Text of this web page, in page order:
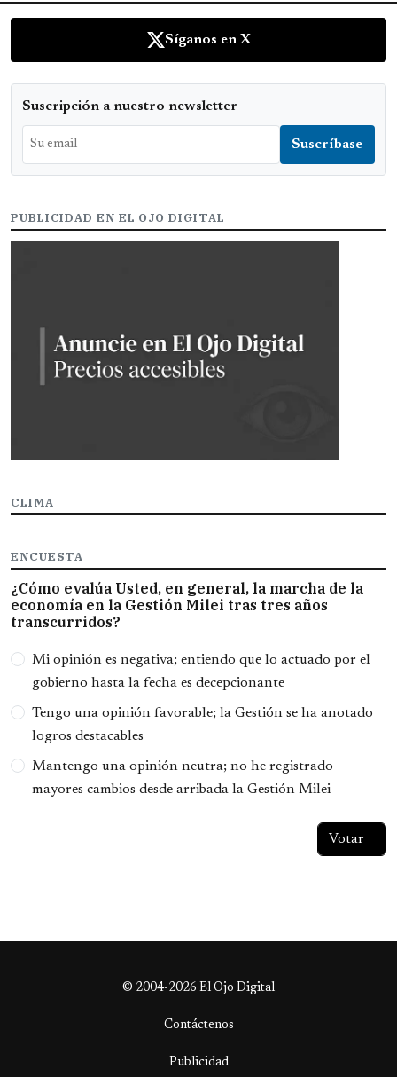
Síganos en X
Suscripción a nuestro newsletter
PUBLICIDAD EN EL OJO DIGITAL
CLIMA
ENCUESTA
¿Cómo evalúa Usted, en general, la marcha de la
economía en la Gestión Milei tras tres años
transcurridos?
Opciones
Mi opinión es negativa; entiendo que lo actuado por el
gobierno hasta la fecha es decepcionante
Tengo una opinión favorable; la Gestión se ha anotado
logros destacables
Mantengo una opinión neutra; no he registrado
mayores cambios desde arribada la Gestión Milei
© 2004-2026 El Ojo Digital
Contáctenos
Publicidad